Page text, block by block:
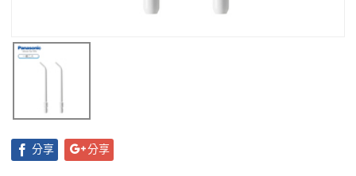
分享 分享